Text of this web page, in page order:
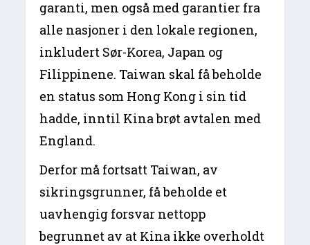
garanti, men også med garantier fra
alle nasjoner i den lokale regionen,
inkludert Sør-Korea, Japan og
Filippinene. Taiwan skal få beholde
en status som Hong Kong i sin tid
hadde, inntil Kina brøt avtalen med
England.
Derfor må fortsatt Taiwan, av
sikringsgrunner, få beholde et
uavhengig forsvar nettopp
begrunnet av at Kina ikke overholdt